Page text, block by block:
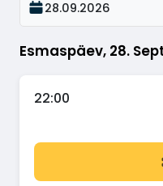
Esmaspäev, 28.
28.09.2026
22:00